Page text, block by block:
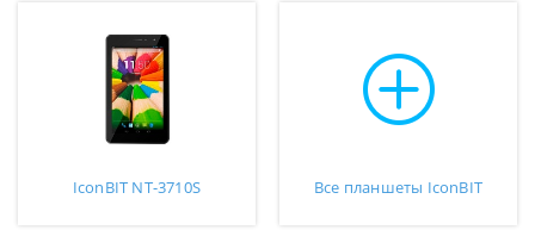
IconBIT NT-3710S Все планшеты IconBIT